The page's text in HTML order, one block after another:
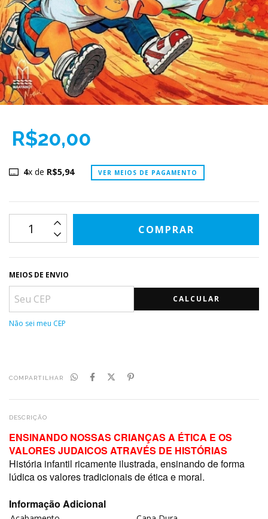
R$20,00
4x de R$5,94 VER MEIOS DE PAGAMENTO
MEIOS DE ENVIO
CALCULAR
Não sei meu CEP
COMPARTILHAR
DESCRIÇÃO
ENSINANDO NOSSAS CRIANÇAS A ÉTICA E OS
VALORES JUDAICOS ATRAVÉS DE HISTÓRIAS
História infantil ricamente ilustrada, ensinando de forma
lúdica os valores tradicionais de ética e moral.
Informação Adicional